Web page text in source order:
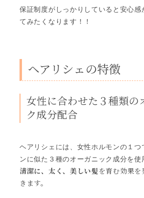
保証制度がしっかりしていると安心感
てみたくなります！！
ヘアリシェの特徴
女性に合わせた３種類の
ク成分配合
ヘアリシェには、女性ホルモンの１
ンに似た３種のオーガニック成分を使
清潔に、太く、美しい髪を育む効果
きます。